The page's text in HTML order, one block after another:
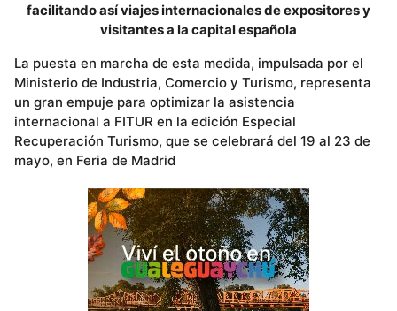
facilitando así viajes internacionales de expositores y
visitantes a la capital española
La puesta en marcha de esta medida, impulsada por el
Ministerio de Industria, Comercio y Turismo, representa
un gran empuje para optimizar la asistencia
internacional a FITUR en la edición Especial
Recuperación Turismo, que se celebrará del 19 al 23 de
mayo, en Feria de Madrid